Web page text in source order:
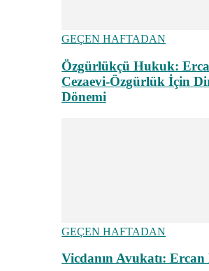
GEÇEN HAFTADAN
Özgürlükçü Hukuk:
Cezaevi-Özgürlük İçin
Dönemi
GEÇEN HAFTADAN
Vicdanın Avukatı: